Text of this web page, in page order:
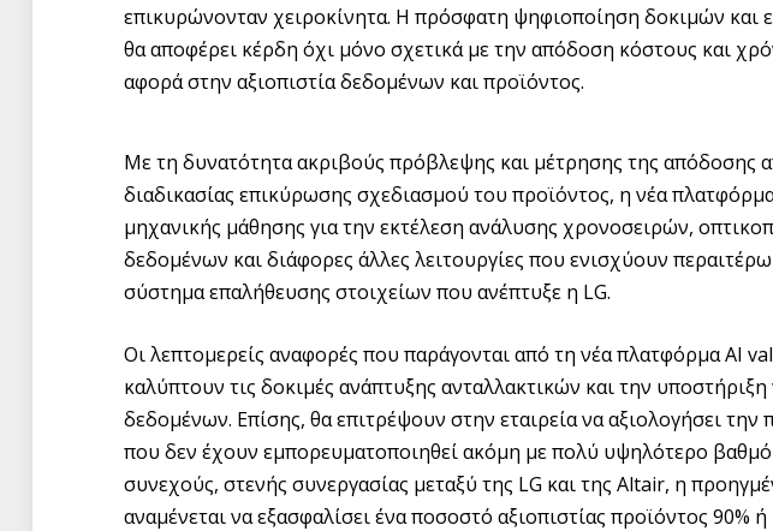
επικυρώνονταν χειροκίνητα. Η πρόσφατη ψηφιοποίηση δοκιμών και
θα αποφέρει κέρδη όχι μόνο σχετικά με την απόδοση κόστους και
αφορά στην αξιοπιστία δεδομένων και προϊόντος.
Με τη δυνατότητα ακριβούς πρόβλεψης και μέτρησης της απόδοσης
διαδικασίας επικύρωσης σχεδιασμού του προϊόντος, η νέα
μηχανικής μάθησης για την εκτέλεση ανάλυσης χρονοσειρών,
δεδομένων και διάφορες άλλες λειτουργίες που ενισχύουν
σύστημα επαλήθευσης στοιχείων που ανέπτυξε η LG.
Οι λεπτομερείς αναφορές που παράγονται από τη νέα πλατφόρμα AI
καλύπτουν τις δοκιμές ανάπτυξης ανταλλακτικών και την
δεδομένων. Επίσης, θα επιτρέψουν στην εταιρεία να αξιολογήσει
που δεν έχουν εμπορευματοποιηθεί ακόμη με πολύ υψηλότερο
συνεχούς, στενής συνεργασίας μεταξύ της LG και της Altair, η
αναμένεται να εξασφαλίσει ένα ποσοστό αξιοπιστίας προϊόντος 90%